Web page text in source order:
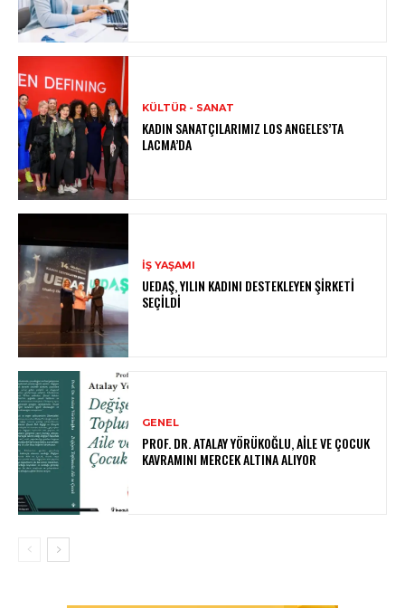
KÜLTÜR - SANAT
KADIN SANATÇILARIMIZ LOS ANGELES’TA
LACMA’DA
İŞ YAŞAMI
UEDAŞ, YILIN KADINI DESTEKLEYEN ŞIRKETI
SEÇILDI
GENEL
PROF. DR. ATALAY YÖRÜKOĞLU, AILE VE ÇOCUK
KAVRAMINI MERCEK ALTINA ALIYOR